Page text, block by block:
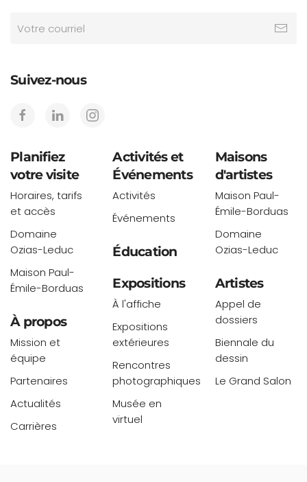
Suivez-nous
Planifiez
votre visite
Horaires, tarifs
et accès
Domaine
Ozias-Leduc
Maison Paul-
Émile-Borduas
À propos
Mission et
équipe
Partenaires
Actualités
Carrières
Activités et
Événements
Activités
Événements
Éducation
Expositions
À l'affiche
Expositions
extérieures
Rencontres
photographiques
Musée en
virtuel
Maisons
d'artistes
Maison Paul-
Émile-Borduas
Domaine
Ozias-Leduc
Artistes
Appel de
dossiers
Biennale du
dessin
Le Grand Salon